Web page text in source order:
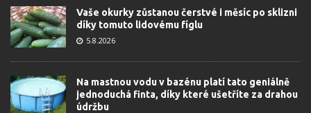
Vaše okurky zůstanou čerstvé i měsíc po sklizni
díky tomuto lidovému fíglu
5.8.2026
Na mastnou vodu v bazénu platí tato geniálně
jednoduchá finta, díky které ušetříte za drahou
údržbu